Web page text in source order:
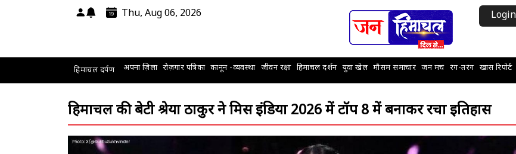
Thu, Aug 06, 2026 Login
हिमाचल दर्पण अपना ज़िला रोज़गार पत्रिका कानून -व्यवस्था जीवन रक्षा हिमाचल दर्शन युवा खेल मौसम समाचार जन मचं रंग-तरंग खास रिपोर्ट
हिमाचल की बेटी श्रेया ठाकुर ने मिस इंडिया 2026 में टॉप 8 में बनाकर रचा इतिहास